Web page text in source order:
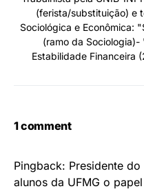
(ferista/substituição) e
Sociológica e Econômica:
(ramo da Sociologia)-
Estabilidade Financeira
1 comment
Pingback: Presidente do
alunos da UFMG o